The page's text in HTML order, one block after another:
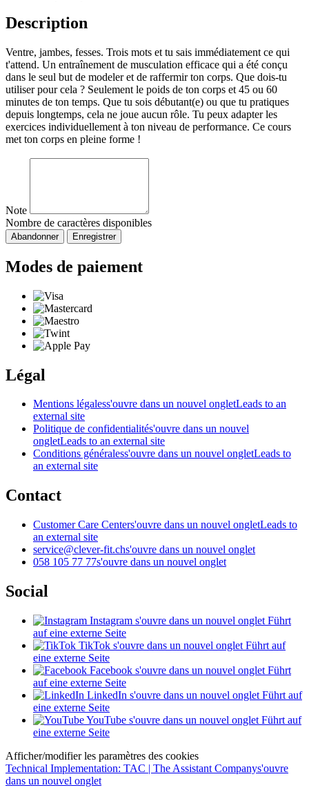
Description
Ventre, jambes, fesses. Trois mots et tu sais immédiatement ce qui
t'attend. Un entraînement de musculation efficace qui a été conçu
dans le seul but de modeler et de raffermir ton corps. Que dois-tu
utiliser pour cela ? Seulement le poids de ton corps et 45 ou 60
minutes de ton temps. Que tu sois débutant(e) ou que tu pratiques
depuis longtemps, cela ne joue aucun rôle. Tu peux adapter les
exercices individuellement à ton niveau de performance. Ce cours
met ton corps en pleine forme !
Note
Nombre de caractères disponibles
Abandonner Enregistrer
Modes de paiement
Légal
Mentions légaless'ouvre dans un nouvel ongletLeads to an
external site
Politique de confidentialités'ouvre dans un nouvel
ongletLeads to an external site
Conditions généraless'ouvre dans un nouvel ongletLeads to
an external site
Contact
Customer Care Centers'ouvre dans un nouvel ongletLeads to
an external site
service@clever-fit.chs'ouvre dans un nouvel onglet
058 105 77 77s'ouvre dans un nouvel onglet
Social
Instagram s'ouvre dans un nouvel onglet Führt
auf eine externe Seite
TikTok s'ouvre dans un nouvel onglet Führt auf
eine externe Seite
Facebook s'ouvre dans un nouvel onglet Führt
auf eine externe Seite
LinkedIn s'ouvre dans un nouvel onglet Führt auf
eine externe Seite
YouTube s'ouvre dans un nouvel onglet Führt auf
eine externe Seite
Afficher/modifier les paramètres des cookies
Technical Implementation: TAC | The Assistant Companys'ouvre
dans un nouvel onglet